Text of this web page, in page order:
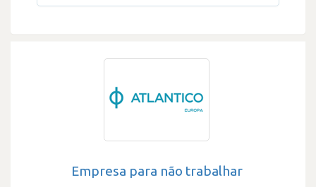
Empresa para não trabalhar